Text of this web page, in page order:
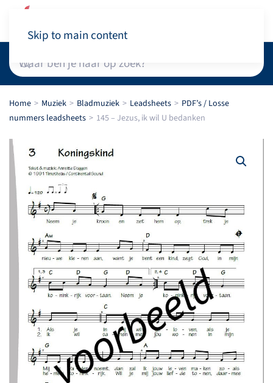
Skip to main content
Home Muziek Bladmuziek Leadsheets
PDF’s / Losse
nummers leadsheets
145 – Jezus, ik wil U bedanken